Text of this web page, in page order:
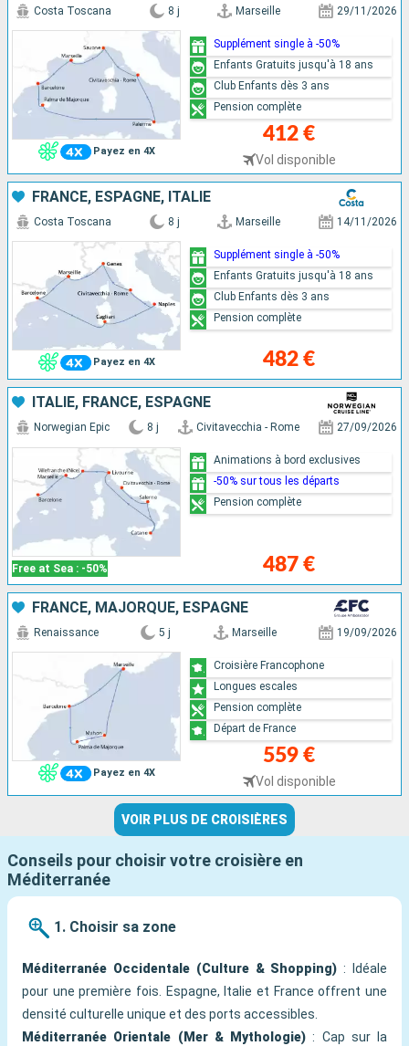
Payez en 4X
Costa Toscana 8 j Marseille 29/11/2026
412 €
Vol disponible
Supplément single à -50%
Enfants Gratuits jusqu'à 18 ans
Club Enfants dès 3 ans
Pension complète
FRANCE, ESPAGNE, ITALIE
Payez en 4X
Costa Toscana 8 j Marseille 14/11/2026
482 €
Supplément single à -50%
Enfants Gratuits jusqu'à 18 ans
Club Enfants dès 3 ans
Pension complète
ITALIE, FRANCE, ESPAGNE
Free at Sea : -50%
Norwegian Epic 8 j Civitavecchia - Rome 27/09/2026
487 €
Animations à bord exclusives
-50% sur tous les départs
Pension complète
FRANCE, MAJORQUE, ESPAGNE
Payez en 4X
Renaissance 5 j Marseille 19/09/2026
559 €
Vol disponible
Croisière Francophone
Longues escales
Pension complète
Départ de France
VOIR PLUS DE CROISIÈRES
Conseils pour choisir votre croisière en
Méditerranée
1. Choisir sa zone
Méditerranée Occidentale (Culture & Shopping) : Idéale
pour une première fois. Espagne, Italie et France offrent une
densité culturelle unique et des ports accessibles.
Méditerranée Orientale (Mer & Mythologie) : Cap sur la